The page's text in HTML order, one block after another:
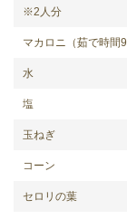
※2人分
マカロニ（茹で時間9
水
塩
玉ねぎ
コーン
セロリの葉